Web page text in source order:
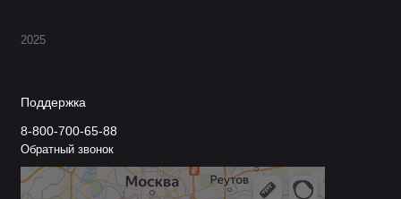
2025
Поддержка
8-800-700-65-88
Обратный звонок